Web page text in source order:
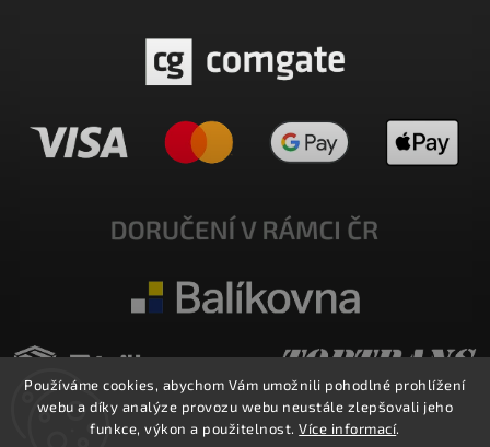
Používáme cookies, abychom Vám umožnili pohodlné prohlížení
webu a díky analýze provozu webu neustále zlepšovali jeho
funkce, výkon a použitelnost.Více informací.